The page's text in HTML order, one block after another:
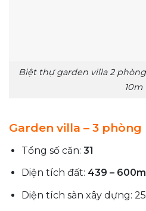
Biệt thự garden villa 2
10m
Garden villa – 3 phòng
Tổng số căn: 31
Diện tích đất: 439 –
Diện tích sàn xây dựng: